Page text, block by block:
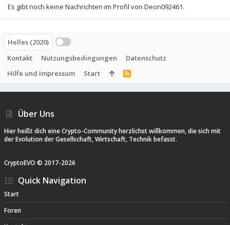
Es gibt noch keine Nachrichten im Profil von Deon092461.
Helles (2020)
Kontakt
Nutzungsbedingungen
Datenschutz
Hilfe und Impressum
Start
R
Über Uns
Hier heißt dich eine Crypto-Community herzlichst willkommen, die sich mit
der Evolution der Gesellschaft, Wirtschaft, Technik befasst.
CryptoEVO © 2017-2026
Quick Navigation
Start
Foren